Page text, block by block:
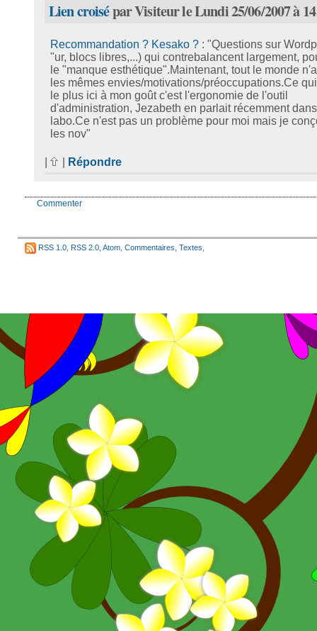
Lien croisépar Visiteur le Lundi 25/06/2007 à
Recommandation ? Kesako ?: "Questions sur
"ur, blocs libres,...) qui contrebalancent largement,
le "manque esthétique".Maintenant, tout le monde
les mêmes envies/motivations/préoccupations.Ce
le plus ici à mon goût c'est l'ergonomie de l'outil
d'administration, Jezabeth en parlait récemment
labo.Ce n'est pas un problème pour moi mais je
les nov"
Répondre
Commenter
RSS 1.0 RSS 2.0 Atom Commentaires Textes